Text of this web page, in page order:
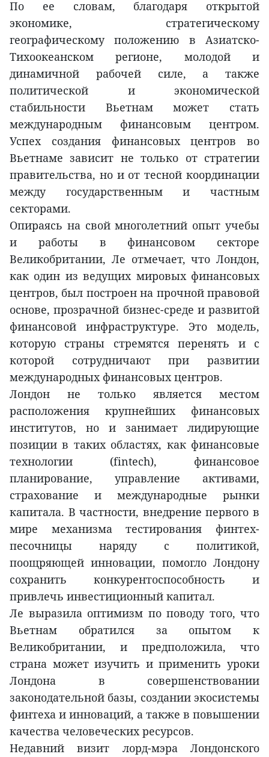
По ее словам, благодаря открытой
экономике, стратегическому
географическому положению в Азиатско-
Тихоокеанском регионе, молодой и
динамичной рабочей силе, а также
политической и экономической
стабильности Вьетнам может стать
международным финансовым центром.
Успех создания финансовых центров во
Вьетнаме зависит не только от стратегии
правительства, но и от тесной координации
между государственным и частным
секторами.
Опираясь на свой многолетний опыт учебы
и работы в финансовом секторе
Великобритании, Ле отмечает, что Лондон,
как один из ведущих мировых финансовых
центров, был построен на прочной правовой
основе, прозрачной бизнес-среде и развитой
финансовой инфраструктуре. Это модель,
которую страны стремятся перенять и с
которой сотрудничают при развитии
международных финансовых центров.
Лондон не только является местом
расположения крупнейших финансовых
институтов, но и занимает лидирующие
позиции в таких областях, как финансовые
технологии (fintech), финансовое
планирование, управление активами,
страхование и международные рынки
капитала. В частности, внедрение первого в
мире механизма тестирования финтех-
песочницы наряду с политикой,
поощряющей инновации, помогло Лондону
сохранить конкурентоспособность и
привлечь инвестиционный капитал.
Ле выразила оптимизм по поводу того, что
Вьетнам обратился за опытом к
Великобритании, и предположила, что
страна может изучить и применить уроки
Лондона в совершенствовании
законодательной базы, создании экосистемы
финтеха и инноваций, а также в повышении
качества человеческих ресурсов.
Недавний визит лорд-мэра Лондонского